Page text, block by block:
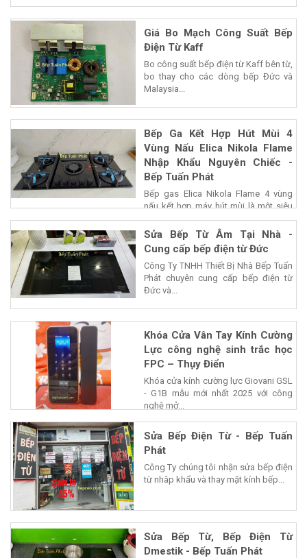
Giá Bo Mạch Công Suất Bếp
Điện Từ Kaff
Bo công suất bếp điện từ Kaff bên từ,
bo thay cho các dòng bếp Đức và
Malaysia...
Bếp Ga Kết Hợp Hút Mùi 4
Vùng Nấu Elica Nikola Flame
Nhập Khẩu Nguyên Chiếc -
Bếp Tuấn Phát
Bếp gas Elica Nikola Flame 4 vùng
nấu kết hợp máy hút mùi là một siêu
phẩm của...
Sửa Bếp Từ Âm Tại Nhà -
Cung cấp bếp điện từ Đức
Công Ty TNHH Thiết Bị Nhà Bếp Tuấn
Phát chuyên cung cấp bếp điện từ
Đức và...
Khóa Cửa Vân Tay Kính Cường
Lực công nghệ sinh trắc học
FPC – Thụy Điển
Khóa cửa kính cường lực Giovani GSL
- G1B mẫu mới nhất 2025 với công
nghệ mở...
Sửa Bếp Điện Từ - Bếp Tuấn
Phát
Công Ty chúng tôi nhận sửa bếp điện
từ nhâp khẩu và thay mặt kính bếp...
Sửa Bếp Từ, Bếp Điện Từ
Dmestik - Bếp Tuấn Phát